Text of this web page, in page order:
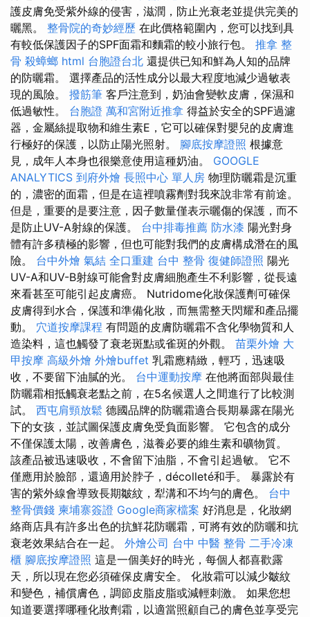
護皮膚免受紫外線的侵害，滋潤，防止光衰老並提供完美的
曬黑。 整骨院的奇妙經歷 在此價格範圍內，您可以找到具
有較低保護因子的SPF面霜和麵霜的較小旅行包。 推拿 整
骨 殺蟑螂 html 台胞證台北 還提供已知和鮮為人知的品牌
的防曬霜。 選擇產品的活性成分以最大程度地減少過敏表
現的風險。 撥筋筆 客戶注意到，奶油會變軟皮膚，保濕和
低過敏性。 台胞證 萬和宮附近推拿 得益於安全的SPF過濾
器，金屬絲提取物和維生素E，它可以確保對嬰兒的皮膚進
行極好的保護，以防止陽光照射。 腳底按摩證照 根據意
見，成年人本身也很樂意使用這種奶油。 GOOGLE
ANALYTICS 到府外燴 長照中心 單人房 物理防曬霜是沉重
的，濃密的面霜，但是在這裡噴霧劑對我來說非常有前途。
但是，重要的是要注意，因子數量僅表示曬傷的保護，而不
是防止UV-A射線的保護。 台中排毒推薦 防水漆 陽光對身
體有許多積極的影響，但也可能對我們的皮膚構成潛在的風
險。 台中外燴 氣結 全口重建 台中 整骨 復健師證照 陽光
UV-A和UV-B射線可能會對皮膚細胞產生不利影響，從長遠
來看甚至可能引起皮膚癌。 Nutridome化妝保護劑可確保
皮膚得到水合，保護和準備化妝，而無需整天閃耀和產品擺
動。 穴道按摩課程 有問題的皮膚防曬霜不含化學物質和人
造染料，這也觸發了衰老斑點或雀斑的外觀。 苗栗外燴 大
甲按摩 高級外燴 外燴buffet 乳霜應精緻，輕巧，迅速吸
收，不要留下油膩的光。 台中運動按摩 在他將面部與最佳
防曬霜相抵觸衰老點之前，在5名候選人之間進行了比較測
試。 西屯肩頸放鬆 德國品牌的防曬霜適合長期暴露在陽光
下的女孩，並試圖保護皮膚免受負面影響。 它包含的成分
不僅保護太陽，改善膚色，滋養必要的維生素和礦物質。
該產品被迅速吸收，不會留下油脂，不會引起過敏。 它不
僅應用於臉部，還適用於脖子，décolleté和手。 暴露於有
害的紫外線會導致長期皺紋，犁溝和不均勻的膚色。 台中
整骨價錢 柬埔寨簽證 Google商家檔案 好消息是，化妝網
絡商店具有許多出色的抗鮮花防曬霜，可將有效的防曬和抗
衰老效果結合在一起。 外燴公司 台中 中醫 整骨 二手冷凍
櫃 腳底按摩證照 這是一個美好的時光，每個人都喜歡露
天，所以現在您必須確保皮膚安全。 化妝霜可以減少皺紋
和變色，補償膚色，調節皮脂皮脂或減輕刺激。 如果您想
知道要選擇哪種化妝劑霜，以適當照顧自己的膚色並享受完